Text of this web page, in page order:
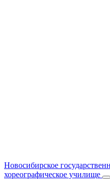
Новосибирское
хореографическое училище